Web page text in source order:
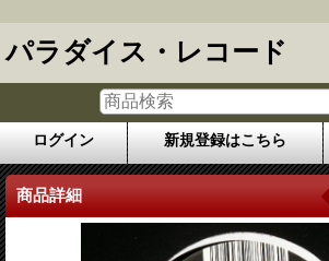
パラダイス・レコード
ログイン 新規登録はこちら
商品詳細